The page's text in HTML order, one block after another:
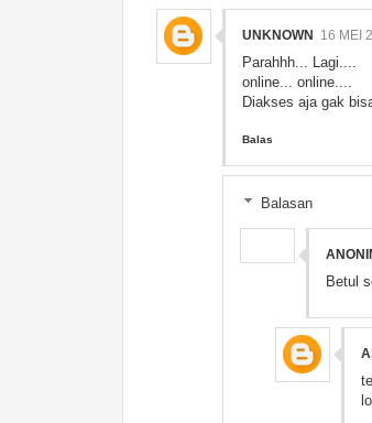
UNKNOWN 16 MEI
Parahhh... Lagi....
online... online....
Diakses aja gak
Balas
Balasan
Betul